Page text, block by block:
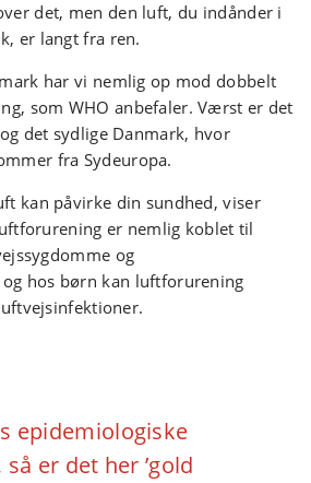
det, men den luft, du indånder i
er langt fra ren.
har vi nemlig op mod dobbelt
som WHO anbefaler. Værst er det
det sydlige Danmark, hvor
fra Sydeuropa.
kan påvirke din sundhed, viser
er nemlig koblet til
og
hos børn kan luftforurening
epidemiologiske
er det her ’gold